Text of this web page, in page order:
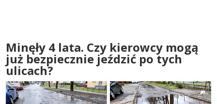
Minęły 4 lata. Czy kierowcy mogą
już bezpiecznie jeździć po tych
ulicach?